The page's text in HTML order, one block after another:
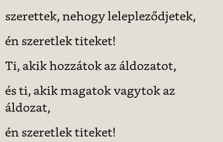
szerettek, nehogy lelepleződjetek,
én szeretlek titeket!
Ti, akik hozzátok az áldozatot,
és ti, akik magatok vagytok az
áldozat,
én szeretlek titeket!